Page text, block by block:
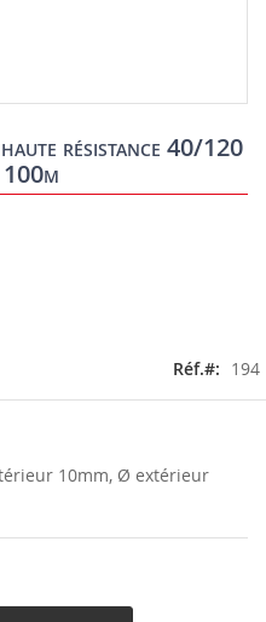
résistance 40/120
Réf. 194
10mm, Ø extérieur